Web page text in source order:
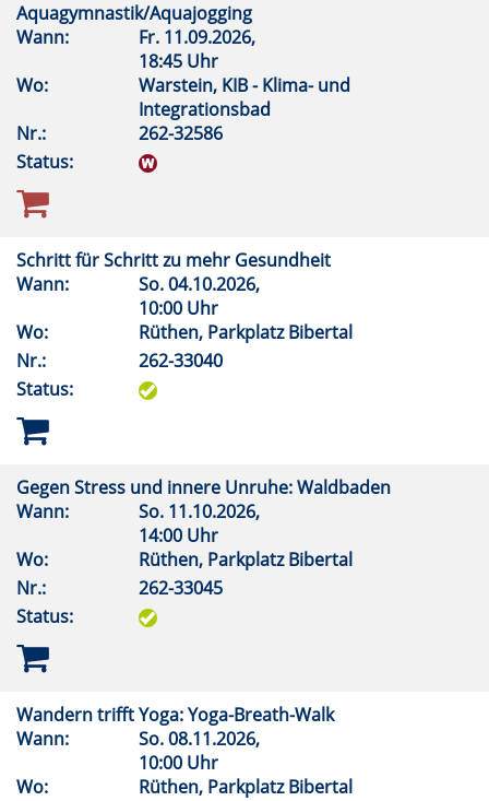
Aquagymnastik/Aquajogging
Wann:
Fr. 11.09.2026,
18:45 Uhr
Wo:
Warstein, KIB - Klima- und
Integrationsbad
Nr.:
262-32586
Status:
Schritt für Schritt zu mehr Gesundheit
Wann:
So.04.10.2026,
10:00 Uhr
Wo:
Rüthen, Parkplatz Bibertal
Nr.:
262-33040
Status:
Gegen Stress und innere Unruhe: Waldbaden
Wann:
So. 11.10.2026,
14:00 Uhr
Wo:
Rüthen, Parkplatz Bibertal
Nr.:
262-33045
Status:
Wandern trifft Yoga: Yoga-Breath-Walk
Wann:
So.08.11.2026,
10:00 Uhr
Wo:
Rüthen, Parkplatz Bibertal